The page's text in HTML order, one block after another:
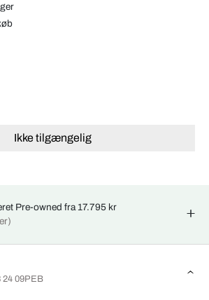
Ikke tilgængelig
Pre-owned fra 17.795 kr
24 09PEB